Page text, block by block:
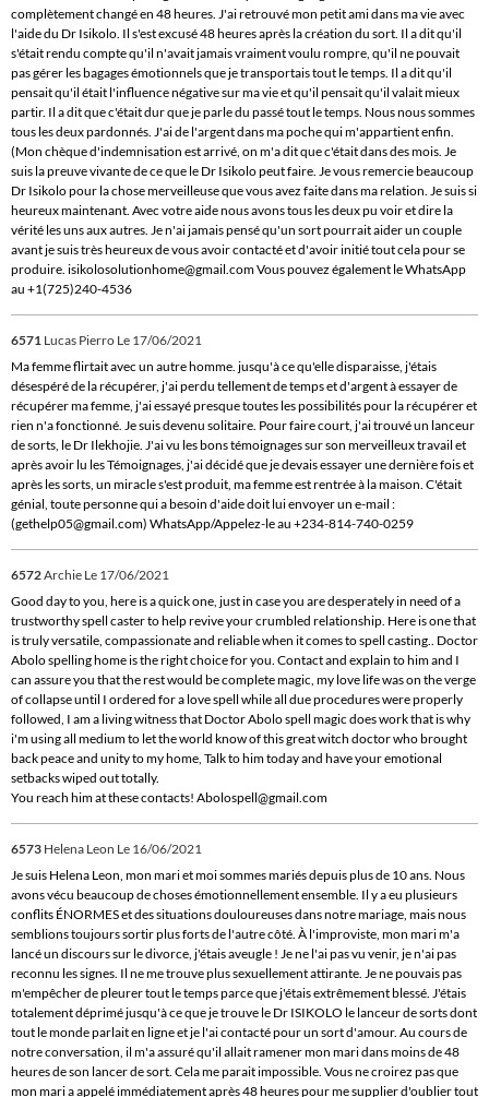
complètement changé en 48 heures. J'ai retrouvé mon petit ami dans ma vie avec
l'aide du Dr Isikolo. Il s'est excusé 48 heures après la création du sort. Il a dit qu'il
s'était rendu compte qu'il n'avait jamais vraiment voulu rompre, qu'il ne pouvait
pas gérer les bagages émotionnels que je transportais tout le temps. Il a dit qu'il
pensait qu'il était l'influence négative sur ma vie et qu'il pensait qu'il valait mieux
partir. Il a dit que c'était dur que je parle du passé tout le temps. Nous nous sommes
tous les deux pardonnés. J'ai de l'argent dans ma poche qui m'appartient enfin.
(Mon chèque d'indemnisation est arrivé, on m'a dit que c'était dans des mois. Je
suis la preuve vivante de ce que le Dr Isikolo peut faire. Je vous remercie beaucoup
Dr Isikolo pour la chose merveilleuse que vous avez faite dans ma relation. Je suis si
heureux maintenant. Avec votre aide nous avons tous les deux pu voir et dire la
vérité les uns aux autres. Je n'ai jamais pensé qu'un sort pourrait aider un couple
avant je suis très heureux de vous avoir contacté et d'avoir initié tout cela pour se
produire. isikolosolutionhome@gmail.com Vous pouvez également le WhatsApp
au +1(725)240-4536
6571 Lucas Pierro Le 17/06/2021
Ma femme flirtait avec un autre homme. jusqu'à ce qu'elle disparaisse, j'étais
désespéré de la récupérer, j'ai perdu tellement de temps et d'argent à essayer de
récupérer ma femme, j'ai essayé presque toutes les possibilités pour la récupérer et
rien n'a fonctionné. Je suis devenu solitaire. Pour faire court, j'ai trouvé un lanceur
de sorts, le Dr Ilekhojie. J'ai vu les bons témoignages sur son merveilleux travail et
après avoir lu les Témoignages, j'ai décidé que je devais essayer une dernière fois et
après les sorts, un miracle s'est produit, ma femme est rentrée à la maison. C'était
génial, toute personne qui a besoin d'aide doit lui envoyer un e-mail :
(gethelp05@gmail.com) WhatsApp/Appelez-le au +234-814-740-0259
6572Archie Le 17/06/2021
Good day to you, here is a quick one, just in case you are desperately in need of a
trustworthy spell caster to help revive your crumbled relationship. Here is one that
is truly versatile, compassionate and reliable when it comes to spell casting.. Doctor
Abolo spelling home is the right choice for you. Contact and explain to him and I
can assure you that the rest would be complete magic, my love life was on the verge
of collapse until I ordered for a love spell while all due procedures were properly
followed, I am a living witness that Doctor Abolo spell magic does work that is why
i'm using all medium to let the world know of this great witch doctor who brought
back peace and unity to my home, Talk to him today and have your emotional
setbacks wiped out totally.
You reach him at these contacts! Abolospell@gmail.com
6573 Helena Leon Le 16/06/2021
Je suis Helena Leon, mon mari et moi sommes mariés depuis plus de 10 ans. Nous
avons vécu beaucoup de choses émotionnellement ensemble. Il y a eu plusieurs
conflits ÉNORMES et des situations douloureuses dans notre mariage, mais nous
semblions toujours sortir plus forts de l'autre côté. À l'improviste, mon mari m'a
lancé un discours sur le divorce, j'étais aveugle ! Je ne l'ai pas vu venir, je n'ai pas
reconnu les signes. Il ne me trouve plus sexuellement attirante. Je ne pouvais pas
m'empêcher de pleurer tout le temps parce que j'étais extrêmement blessé. J'étais
totalement déprimé jusqu'à ce que je trouve le Dr ISIKOLO le lanceur de sorts dont
tout le monde parlait en ligne et je l'ai contacté pour un sort d'amour. Au cours de
notre conversation, il m'a assuré qu'il allait ramener mon mari dans moins de 48
heures de son lancer de sort. Cela me parait impossible. Vous ne croirez pas que
mon mari a appelé immédiatement après 48 heures pour me supplier d'oublier tout